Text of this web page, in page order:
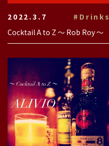
2022.3.7
#Drinks
Cocktail A to Z 〜 Rob Roy 〜